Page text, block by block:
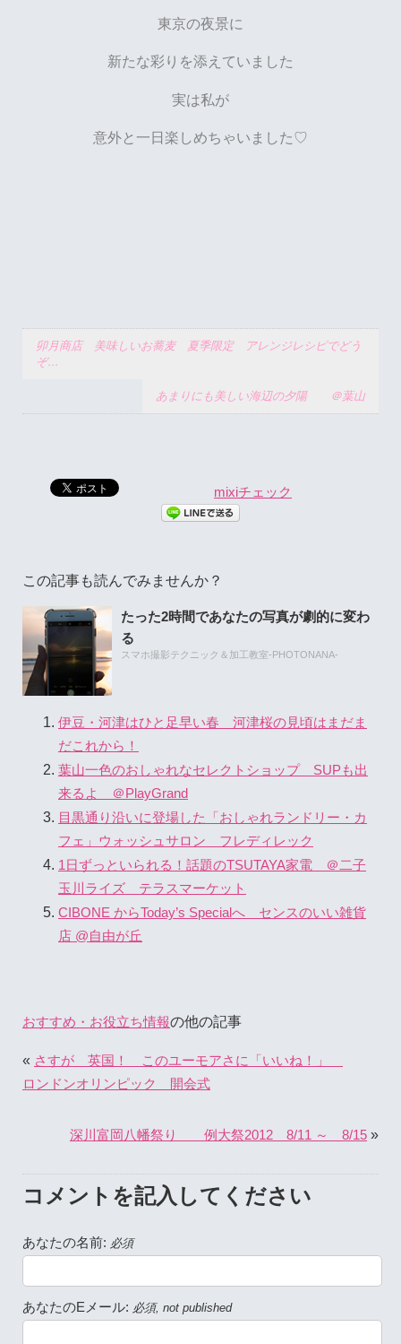
東京の夜景に
新たな彩りを添えていました
実は私が
意外と一日楽しめちゃいました♡
卯月商店 美味しいお蕎麦 夏季限定 アレンジレシピでどう
ぞ…
あまりにも美しい海辺の夕陽 ＠葉山
mixiチェック
この記事も読んでみませんか？
たった2時間であなたの写真が劇的に変わ
る
スマホ撮影テクニック＆加工教室-PHOTONANA-
伊豆・河津はひと足早い春 河津桜の見頃はまだま
だこれから！
葉山一色のおしゃれなセレクトショップ SUPも出
来るよ ＠PlayGrand
目黒通り沿いに登場した「おしゃれランドリー・カ
フェ」ウォッシュサロン フレディレック
1日ずっといられる！話題のTSUTAYA家電 ＠二子
玉川ライズ テラスマーケット
CIBONE からToday’s Specialへ センスのいい雑貨
店 @自由が丘
おすすめ・お役立ち情報の他の記事
« さすが 英国！ このユーモアさに「いいね！」
ロンドンオリンピック 開会式
深川富岡八幡祭り 例大祭2012 8/11 ～ 8/15 »
コメントを記入してください
あなたの名前: 必須
あなたのEメール: 必須, not published